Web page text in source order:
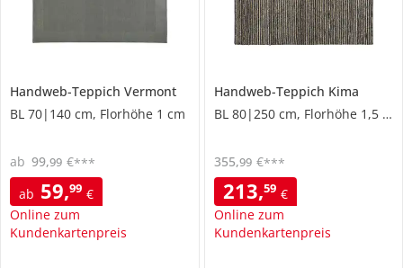
Handweb-Teppich Vermont
BL 70|140 cm, Florhöhe 1 cm
ab 59,99 €
Online zum
Kundenkartenpreis
ab 99,99 €***
Handweb-Teppich Kima
BL 80|250 cm, Florhöhe 1,5 cm
213,59 €
Online zum
Kundenkartenpreis
355,99 €***